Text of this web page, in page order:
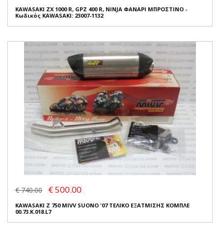
KAWASAKI ZX 1000 R, GPZ 400 R, NINJA ΦΑΝΑΡΙ ΜΠΡΟΣΤΙΝΟ -
Κωδικός KAWASAKI: 23007-1132
€ 740.00 € 500.00
KAWASAKI Z 750 MIVV SUONO '07 ΤΕΛΙΚΟ ΕΞΑΤΜΙΣΗΣ ΚΟΜΠΛΕ
00.73.K.018.L7